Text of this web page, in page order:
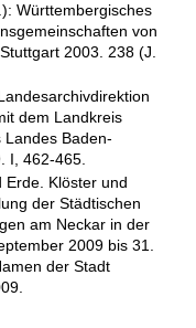
Württembergisches
von
2003. 238 (J.
dem Landkreis
Landes Baden-
I, 462-465.
Erde. Klöster und
der Städtischen
am Neckar in der
2009 bis 31.
der Stadt